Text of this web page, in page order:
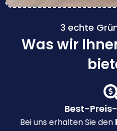
3 echte
Was wir
Best-
Bei uns erhalten Sie den